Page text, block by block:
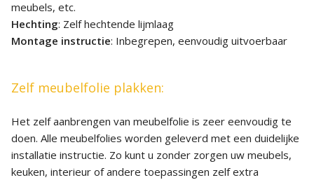
meubels, etc.
Hechting: Zelf hechtende lijmlaag
Montage instructie: Inbegrepen, eenvoudig uitvoerbaar
Zelf meubelfolie plakken:
Het zelf aanbrengen van meubelfolie is zeer eenvoudig te
doen. Alle meubelfolies worden geleverd met een duidelijke
installatie instructie. Zo kunt u zonder zorgen uw meubels,
keuken, interieur of andere toepassingen zelf extra